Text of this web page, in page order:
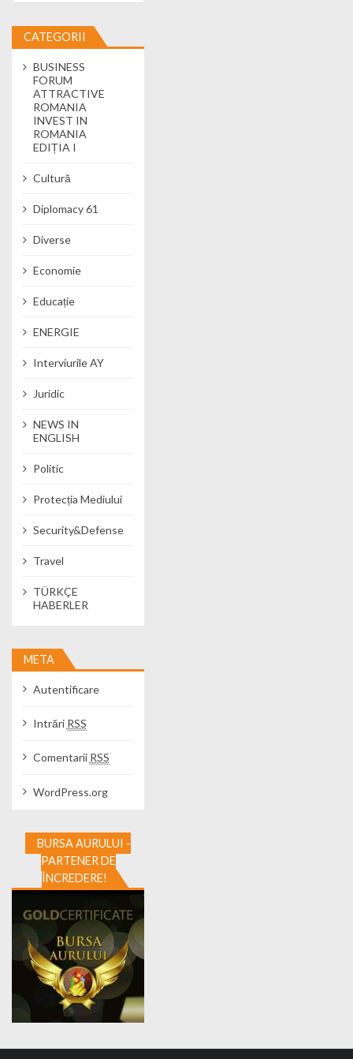
CATEGORII
BUSINESS
FORUM
ATTRACTIVE
ROMANIA
INVEST IN
ROMANIA
EDIȚIA I
Cultură
Diplomacy 61
Diverse
Economie
Educație
ENERGIE
Interviurile AY
Juridic
NEWS IN
ENGLISH
Politic
Protecția Mediului
Security&Defense
Travel
TÜRKÇE
HABERLER
META
Autentificare
Intrări RSS
Comentarii RSS
WordPress.org
BURSA AURULUI -
PARTENER DE
ÎNCREDERE!